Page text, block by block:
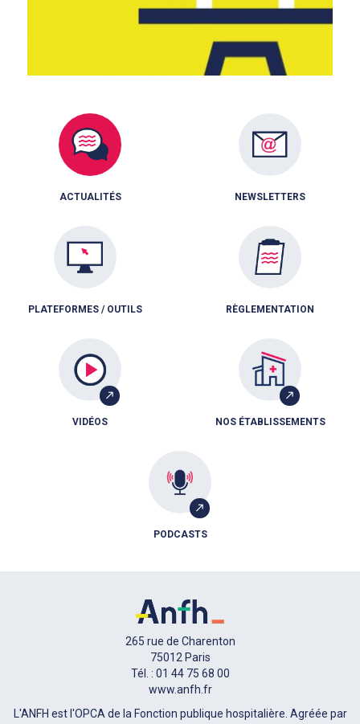
ACTUALITÉS NEWSLETTERS
PLATEFORMES / OUTILS RÈGLEMENTATION
VIDÉOS NOS ÉTABLISSEMENTS
PODCASTS
265 rue de Charenton
75012 Paris
Tél. : 01 44 75 68 00
www.anfh.fr
L'ANFH est l'OPCA de la Fonction publique hospitalière. Agréée par